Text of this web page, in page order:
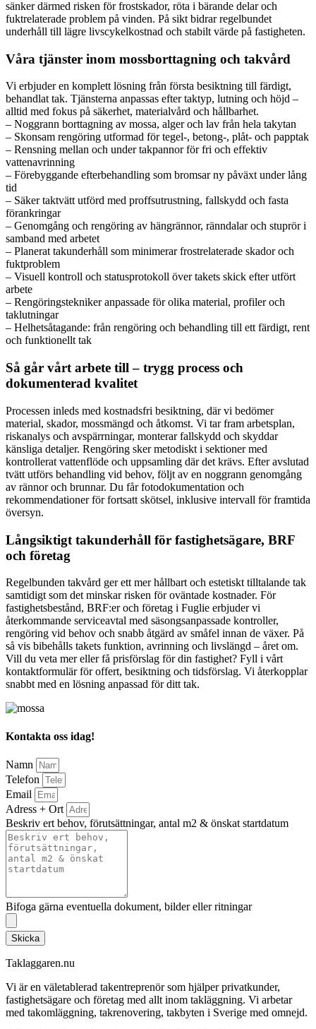
sänker därmed risken för frostskador, röta i bärande delar och
fuktrelaterade problem på vinden. På sikt bidrar regelbundet
underhåll till lägre livscykelkostnad och stabilt värde på fastigheten.
Våra tjänster inom mossborttagning och takvård
Vi erbjuder en komplett lösning från första besiktning till färdigt,
behandlat tak. Tjänsterna anpassas efter taktyp, lutning och höjd –
alltid med fokus på säkerhet, materialvård och hållbarhet.
– Noggrann borttagning av mossa, alger och lav från hela takytan
– Skonsam rengöring utformad för tegel-, betong-, plåt- och papptak
– Rensning mellan och under takpannor för fri och effektiv
vattenavrinning
– Förebyggande efterbehandling som bromsar ny påväxt under lång
tid
– Säker taktvätt utförd med proffsutrustning, fallskydd och fasta
förankringar
– Genomgång och rengöring av hängrännor, ränndalar och stuprör i
samband med arbetet
– Planerat takunderhåll som minimerar frostrelaterade skador och
fuktproblem
– Visuell kontroll och statusprotokoll över takets skick efter utfört
arbete
– Rengöringstekniker anpassade för olika material, profiler och
taklutningar
– Helhetsåtagande: från rengöring och behandling till ett färdigt, rent
och funktionellt tak
Så går vårt arbete till – trygg process och
dokumenterad kvalitet
Processen inleds med kostnadsfri besiktning, där vi bedömer
material, skador, mossmängd och åtkomst. Vi tar fram arbetsplan,
riskanalys och avspärrningar, monterar fallskydd och skyddar
känsliga detaljer. Rengöring sker metodiskt i sektioner med
kontrollerat vattenflöde och uppsamling där det krävs. Efter avslutad
tvätt utförs behandling vid behov, följt av en noggrann genomgång
av rännor och brunnar. Du får fotodokumentation och
rekommendationer för fortsatt skötsel, inklusive intervall för framtida
översyn.
Långsiktigt takunderhåll för fastighetsägare, BRF
och företag
Regelbunden takvård ger ett mer hållbart och estetiskt tilltalande tak
samtidigt som det minskar risken för oväntade kostnader. För
fastighetsbestånd, BRF:er och företag i Fuglie erbjuder vi
återkommande serviceavtal med säsongsanpassade kontroller,
rengöring vid behov och snabb åtgärd av småfel innan de växer. På
så vis bibehålls takets funktion, avrinning och livslängd – året om.
Vill du veta mer eller få prisförslag för din fastighet? Fyll i vårt
kontaktformulär för offert, besiktning och tidsförslag. Vi återkopplar
snabbt med en lösning anpassad för ditt tak.
Kontakta oss idag!
Namn
Telefon
Email
Adress + Ort
Beskriv ert behov, förutsättningar, antal m2 & önskat startdatum
Bifoga gärna eventuella dokument, bilder eller ritningar
Skicka
Taklaggaren.nu
Vi är en väletablerad takentreprenör som hjälper privatkunder,
fastighetsägare och företag med allt inom takläggning. Vi arbetar
med takomläggning, takrenovering, takbyten i Sverige med omnejd.